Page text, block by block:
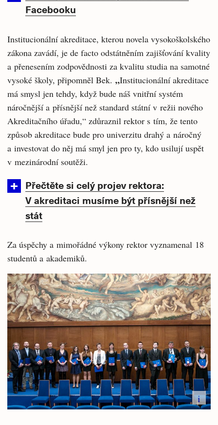
Facebooku
Institucionální akreditace, kterou novela vysokoškolského
zákona zavádí, je de facto odstátněním zajišťování kvality
a přenesením zodpovědnosti za kvalitu studia na samotné
vysoké školy, připomněl Bek. „Institucionální akreditace
má smysl jen tehdy, když bude náš vnitřní systém
náročnější a přísnější než standard státní v režii nového
Akreditačního úřadu,“ zdůraznil rektor s tím, že tento
způsob akreditace bude pro univerzitu drahý a náročný
a investovat do něj má smyl jen pro ty, kdo usilují uspět
v mezinárodní soutěži.
Přečtěte si celý projev rektora:
V akreditaci musíme být přísnější než
stát
Za úspěchy a mimořádné výkony rektor vyznamenal 18
studentů a akademiků.
i